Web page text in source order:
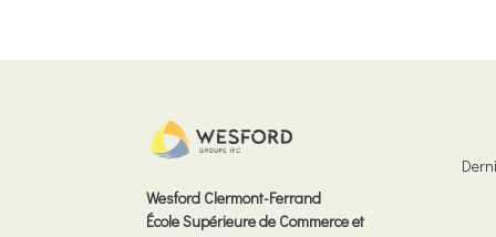
Wesford Clermont-Ferrand
École Supérieure de Commerce et